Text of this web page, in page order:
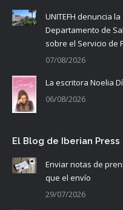
UNITEFH denuncia
Departamento de
sobre el Servicio de
07/08/2026
La escritora Noelia
06/08/2026
El Blog de Iberian Press
Enviar notas de
que el envío
29/07/2026